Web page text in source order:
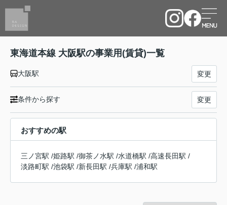
東海道本線 大阪駅の事業用(賃貸)一覧
大阪駅 変更
条件から探す 変更
おすすめの駅
三ノ宮駅 /姫路駅 /御茶ノ水駅 /水道橋駅 /高速長田駅 /
淡路町駅 /池袋駅 /新長田駅 /兵庫駅 /浦和駅